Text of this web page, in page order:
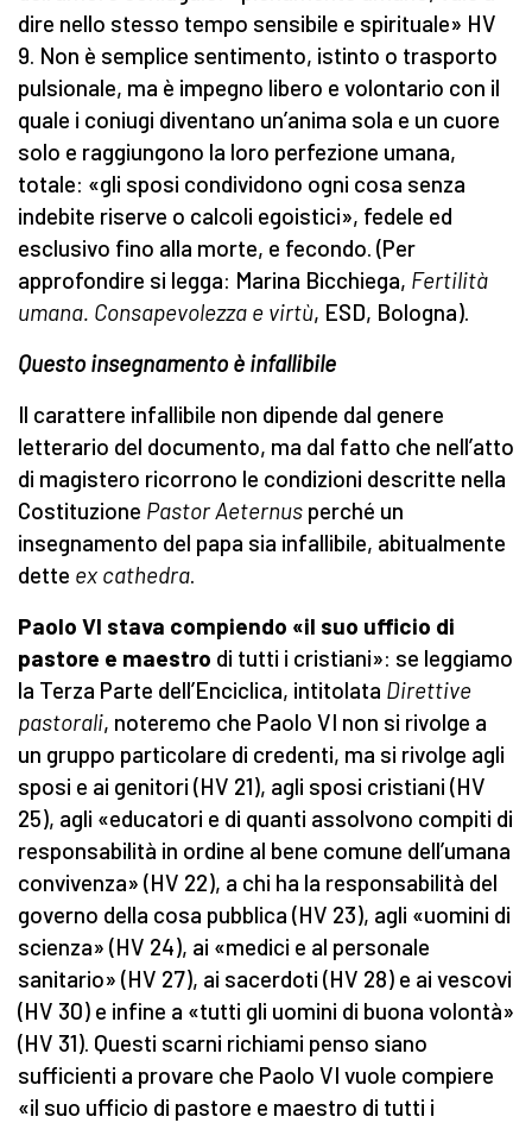
dire nello stesso tempo sensibile e spirituale» HV
9. Non è semplice sentimento, istinto o trasporto
pulsionale, ma è impegno libero e volontario con il
quale i coniugi diventano un’anima sola e un cuore
solo e raggiungono la loro perfezione umana,
totale: «gli sposi condividono ogni cosa senza
indebite riserve o calcoli egoistici», fedele ed
esclusivo fino alla morte, e fecondo. (Per
approfondire si legga: Marina Bicchiega, Fertilità
umana. Consapevolezza e virtù, ESD, Bologna).
Questo insegnamento è infallibile
Il carattere infallibile non dipende dal genere
letterario del documento, ma dal fatto che nell’atto
di magistero ricorrono le condizioni descritte nella
Costituzione Pastor Aeternus perché un
insegnamento del papa sia infallibile, abitualmente
dette ex cathedra.
Paolo VI stava compiendo «il suo ufficio di
pastore e maestro di tutti i cristiani»: se leggiamo
la Terza Parte dell’Enciclica, intitolata Direttive
pastorali, noteremo che Paolo VI non si rivolge a
un gruppo particolare di credenti, ma si rivolge agli
sposi e ai genitori (HV 21), agli sposi cristiani (HV
25), agli «educatori e di quanti assolvono compiti di
responsabilità in ordine al bene comune dell’umana
convivenza» (HV 22), a chi ha la responsabilità del
governo della cosa pubblica (HV 23), agli «uomini di
scienza» (HV 24), ai «medici e al personale
sanitario» (HV 27), ai sacerdoti (HV 28) e ai vescovi
(HV 30) e infine a «tutti gli uomini di buona volontà»
(HV 31). Questi scarni richiami penso siano
sufficienti a provare che Paolo VI vuole compiere
«il suo ufficio di pastore e maestro di tutti i